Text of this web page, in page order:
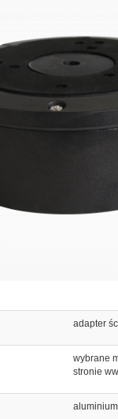
adapter
wybrane
stronie
aluminium